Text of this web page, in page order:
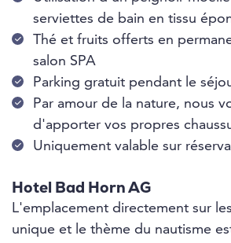
serviettes de bain en tissu
Thé et fruits offerts en
salon SPA
Parking gratuit pendant le
Par amour de la nature, nous
d'apporter vos propres
Uniquement valable sur
Hotel Bad Horn AG
L'emplacement directement sur
unique et le thème du nautisme